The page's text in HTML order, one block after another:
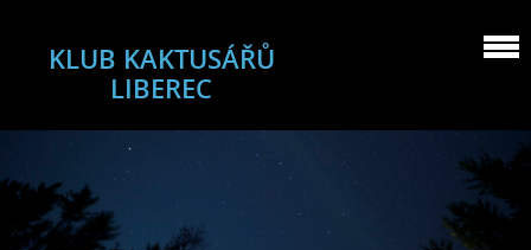
KLUB KAKTUSÁŘŮ
LIBEREC